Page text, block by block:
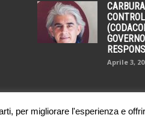
Aprile 3,
per migliorare l'esperienza e